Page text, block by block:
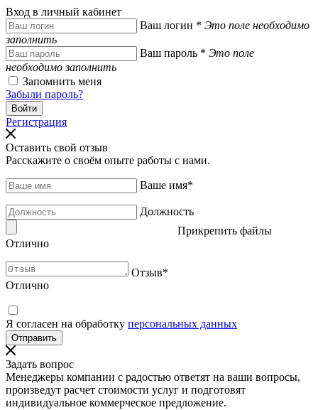
Вход в личный кабинет
Ваш логин * Это поле необходимо
заполнить
Ваш пароль * Это поле
необходимо заполнить
Запомнить меня
Забыли пароль?
Регистрация
Оставить свой отзыв
Расскажите о своём опыте работы с нами.
Ваше имя*
Должность
Прикрепить файлы
Отлично
Отзыв*
Отлично
Я согласен на обработку персональных данных
Задать вопрос
Менеджеры компании с радостью ответят на ваши вопросы,
произведут расчет стоимости услуг и подготовят
индивидуальное коммерческое предложение.